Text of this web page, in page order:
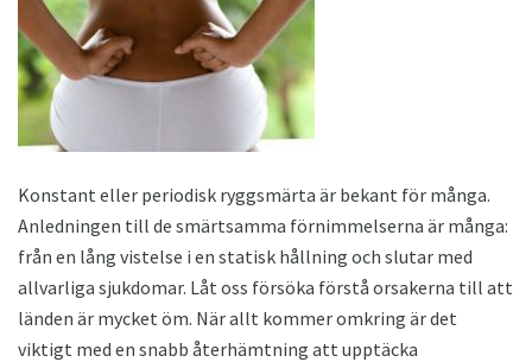
Konstant eller periodisk ryggsmärta är bekant för många.
Anledningen till de smärtsamma förnimmelserna är många:
från en lång vistelse i en statisk hållning och slutar med
allvarliga sjukdomar. Låt oss försöka förstå orsakerna till att
länden är mycket öm. När allt kommer omkring är det
viktigt med en snabb återhämtning att upptäcka